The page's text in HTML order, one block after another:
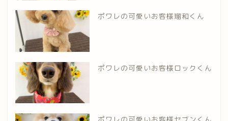
ポワレの可愛いお客様瑠和くん
ポワレの可愛いお客様ロックくん